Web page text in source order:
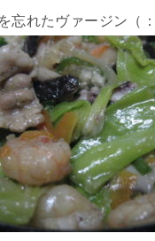
れたヴァージン（：